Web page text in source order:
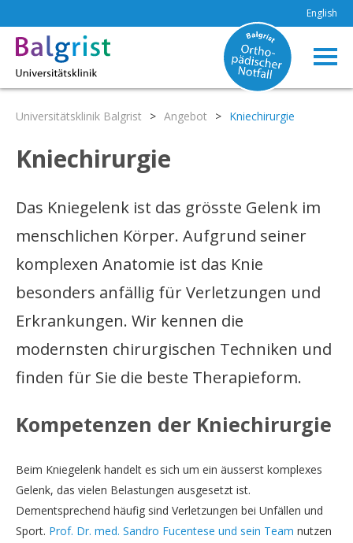
English
Universitätsklinik Balgrist > Angebot > Kniechirurgie
Kniechirurgie
Das Kniegelenk ist das grösste Gelenk im
menschlichen Körper. Aufgrund seiner
komplexen Anatomie ist das Knie
besonders anfällig für Verletzungen und
Erkrankungen. Wir kennen die
modernsten chirurgischen Techniken und
finden für Sie die beste Therapieform.
Kompetenzen der Kniechirurgie
Beim Kniegelenk handelt es sich um ein äusserst komplexes
Gelenk, das vielen Belastungen ausgesetzt ist.
Dementsprechend häufig sind Verletzungen bei Unfällen und
Sport. Prof. Dr. med. Sandro Fucentese und sein Team nutzen